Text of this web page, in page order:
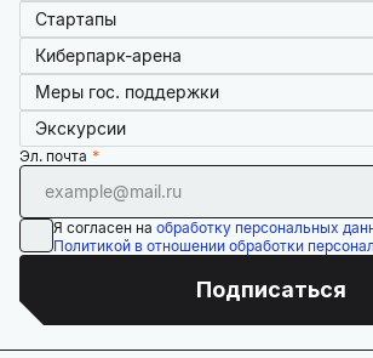
Стартапы
Киберпарк-арена
Меры гос. поддержки
Экскурсии
Эл. почта
Я согласен на обработку персональных
Политикой в отношении обработки
Подписаться